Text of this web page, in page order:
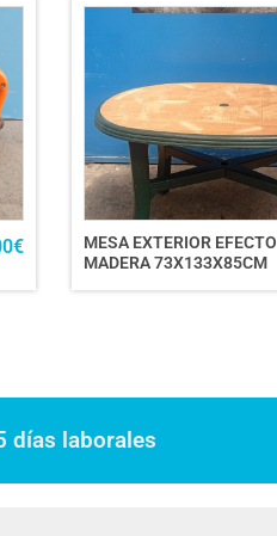
€
MESA EXTERIOR EFECTO
MADERA 73X133X85CM
días laborales